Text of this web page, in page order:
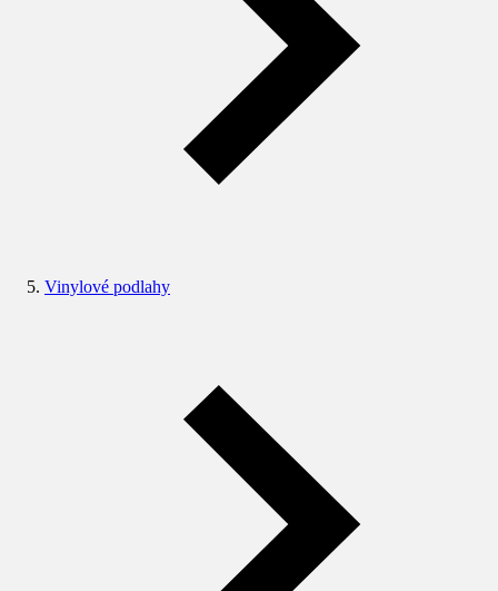
Vinylové podlahy